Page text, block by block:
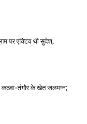
पर एक्टिव थी सुदेश,
कठवा-तंगौर के खेत जलमग्न;